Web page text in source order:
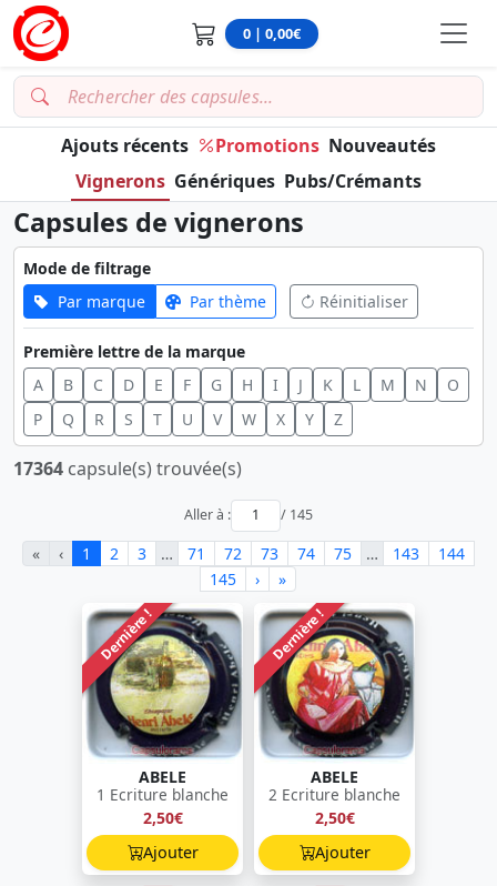
0 | 0,00€
Ajouts récents Promotions Nouveautés
Vignerons Génériques Pubs/Crémants
Capsules de vignerons
Mode de filtrage
Par marque
Par thème Réinitialiser
Première lettre de la marque
A
B C D E F G H I J K L M N
O
P
Q R S T U V W X Y Z
17364 capsule(s) trouvée(s)
Aller à : / 145
« ‹ 1 2 3 … 71 72 73 74 75 … 143
144
145
› »
Dernière !
ABELE
1 Ecriture blanche
2,50€
Ajouter
Dernière !
ABELE
2 Ecriture blanche
2,50€
Ajouter